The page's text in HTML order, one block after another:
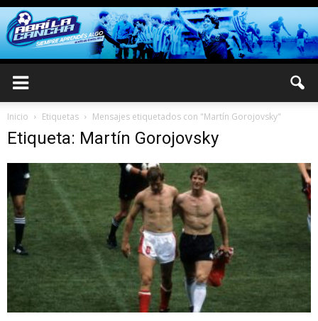
Inicio Etiquetas Mensajes etiquetados con "Martín Gorojovsky"
Etiqueta: Martín Gorojovsky